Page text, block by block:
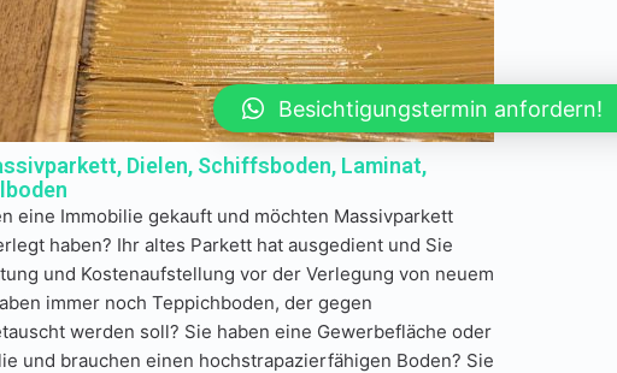
Dielen, Schiffsboden, Laminat,
eine Immobilie gekauft und möchten Massivparkett
haben? Ihr altes Parkett hat ausgedient und Sie
und Kostenaufstellung vor der Verlegung von neuem
immer noch Teppichboden, der gegen
werden soll? Sie haben eine Gewerbefläche oder
und brauchen einen hochstrapazierfähigen Boden? Sie
Besichtigungstermin anfordern!